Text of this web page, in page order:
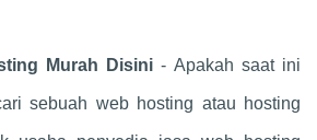
Murah Disini - Apakah saat ini
sebuah web hosting atau hosting